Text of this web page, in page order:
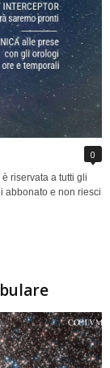
0
riservata a tutti gli
abbonato e non riesci